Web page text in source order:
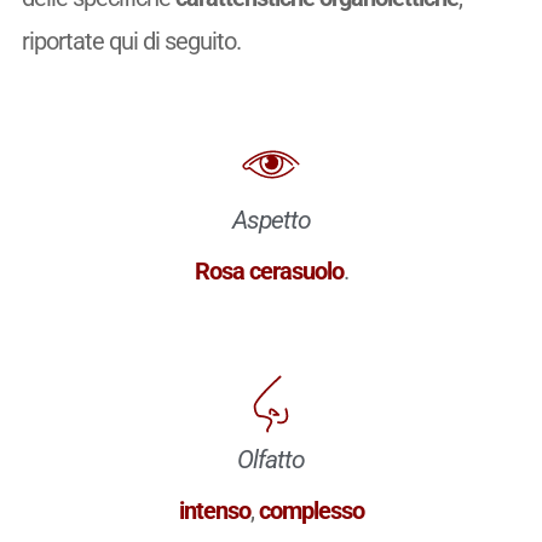
riportate qui di seguito.
Aspetto
Rosa cerasuolo.
Olfatto
intenso,complesso